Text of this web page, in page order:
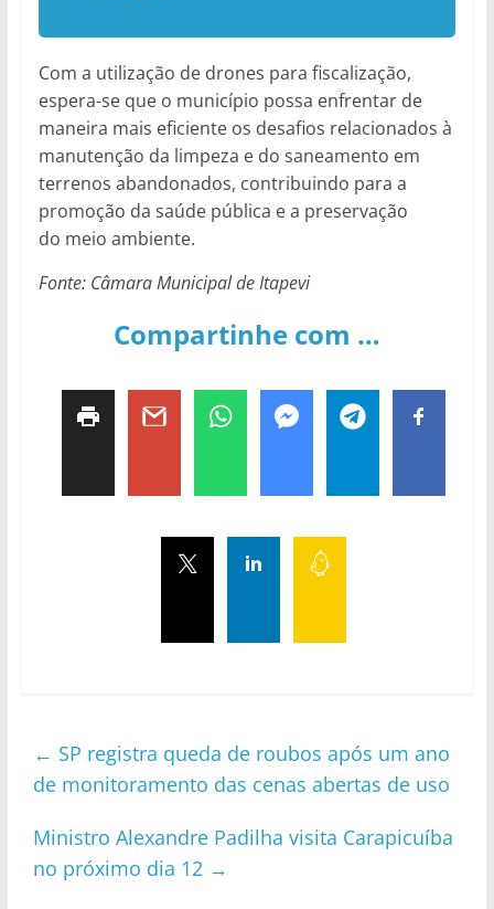
Com a utilização de drones para fiscalização,
espera-se que o município possa enfrentar de
maneira mais eficiente os desafios relacionados à
manutenção da limpeza e do saneamento em
terrenos abandonados, contribuindo para a
promoção da saúde pública e a preservação
do meio ambiente.
Fonte: Câmara Municipal de Itapevi
Compartinhe com …
← SP registra queda de roubos após um ano
de monitoramento das cenas abertas de uso
Ministro Alexandre Padilha visita Carapicuíba
no próximo dia 12 →